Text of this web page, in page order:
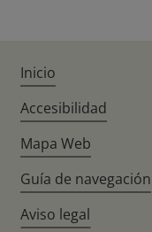
Inicio
Accesibilidad
Mapa Web
Guía de navegación
Aviso legal